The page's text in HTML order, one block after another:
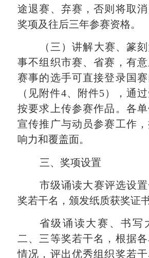
途退赛、弃赛，否则将取
奖项及往后三年参赛资格。
（三）讲解大赛、篆刻
事不组织市赛、省赛，有
赛事的选手可直接登录国
（见附件4、附件5）
，通
按要求上传参赛作品。各
宣传推广与动员参赛工作
响力和覆盖面。
三、奖项设置
市级诵读大赛评选设
奖若干名 ，颁发纸质获奖证书
省级诵读大赛、书写
二、三等奖若干名 ， 根据
情况，评出优秀组织奖若